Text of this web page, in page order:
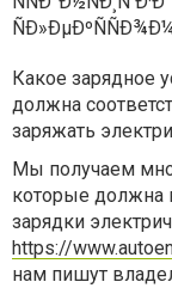
Какое зарядное
должна
заряжать
Мы получаем
которые должна
зарядки
https://
нам пишут